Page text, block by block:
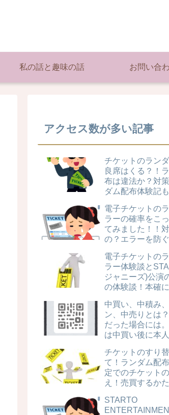
私の話と趣味の話 お問い合
アクセス数が多い記事
チケットのラン
良席はくる？！
布は違法か？対
ダム配布体験記
スも！
電子チケットの
ラーの確率をこ
てみました！！
の？エラーを防
ラー詐欺に注意！
電子チケットの
ラー体験談と
ジャニーズ)公演
の体験談！本確
中買い、中積み
ン、中売りとは
だった場合には
は中買い後に本
ミ席がどこだか
す！
チケットのすり
て！ランダム配
定でのチケット
え！売買するか
STARTO